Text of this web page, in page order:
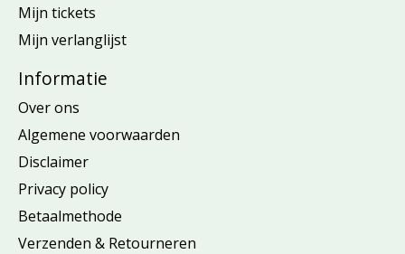
Mijn tickets
Mijn verlanglijst
Informatie
Over ons
Algemene voorwaarden
Disclaimer
Privacy policy
Betaalmethode
Verzenden & Retourneren